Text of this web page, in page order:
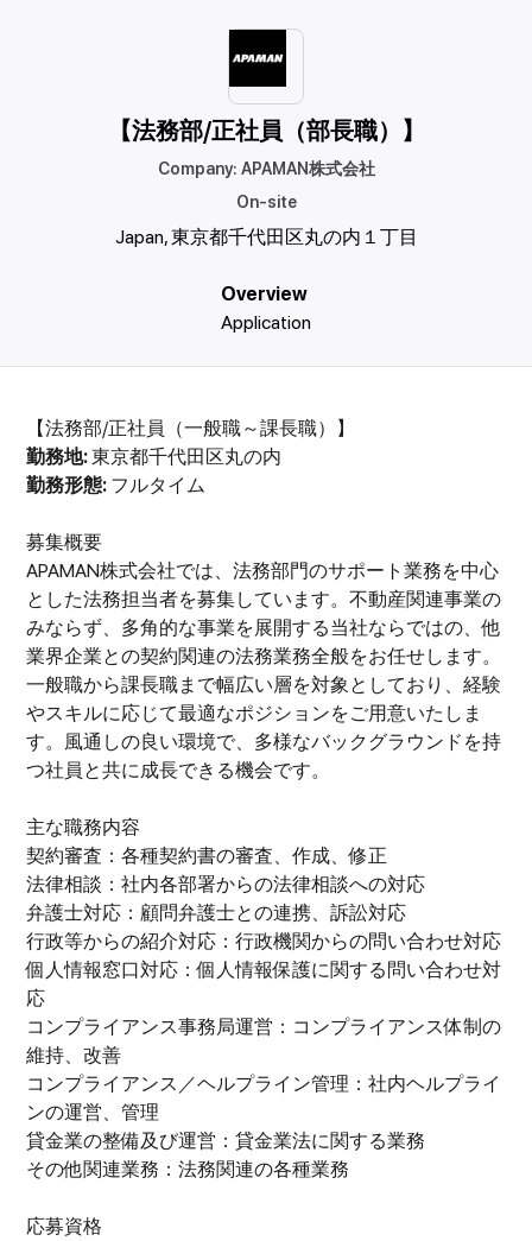
【法務部/正社員（部長職）】
Company: APAMAN株式会社
On-site
Japan, 東京都千代田区丸の内１丁目
Overview
Application
【法務部/正社員（一般職～課長職）】
勤務地:東京都千代田区丸の内
勤務形態: フルタイム
募集概要
APAMAN株式会社では、法務部門のサポート業務を中心
とした法務担当者を募集しています。不動産関連事業の
みならず、多角的な事業を展開する当社ならではの、他
業界企業との契約関連の法務業務全般をお任せします。
一般職から課長職まで幅広い層を対象としており、経験
やスキルに応じて最適なポジションをご用意いたしま
す。風通しの良い環境で、多様なバックグラウンドを持
つ社員と共に成長できる機会です。
主な職務内容
契約審査：各種契約書の審査、作成、修正
法律相談：社内各部署からの法律相談への対応
弁護士対応：顧問弁護士との連携、訴訟対応
行政等からの紹介対応：行政機関からの問い合わせ対応
個人情報窓口対応：個人情報保護に関する問い合わせ対
応
コンプライアンス事務局運営：コンプライアンス体制の
維持、改善
コンプライアンス／ヘルプライン管理：社内ヘルプライ
ンの運営、管理
貸金業の整備及び運営：貸金業法に関する業務
その他関連業務：法務関連の各種業務
応募資格